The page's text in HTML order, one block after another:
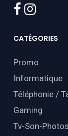
facebook
CATÉGORIES
Promo
Informatique
Téléphonie /
Gaming
Tv-Son-Photos